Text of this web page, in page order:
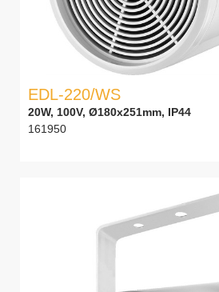
EDL-220/WS
20W, 100V, Ø180x251mm, IP44
161950